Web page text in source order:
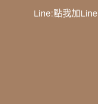
Line:點我加Line